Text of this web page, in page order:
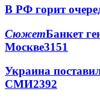
В РФ горит
СюжетБанкет
Москве3151
Украина
СМИ2392